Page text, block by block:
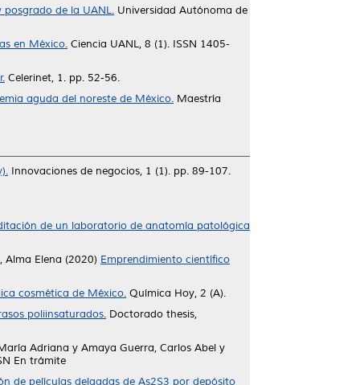
posgrado de la UANL. Universidad Autónoma de
en México. Ciencia UANL, 8 (1). ISSN 1405-
Celerinet, 1. pp. 52-56.
aguda del noreste de México. Maestría
Innovaciones de negocios, 1 (1). pp. 89-107.
de un laboratorio de anatomía patológica
Alma Elena (2020) Emprendimiento científico
cosmética de México. Química Hoy, 2 (A).
poliinsaturados. Doctorado thesis,
Adriana y Amaya Guerra, Carlos Abel y
En trámite
de películas delgadas de As2S3 por depósito